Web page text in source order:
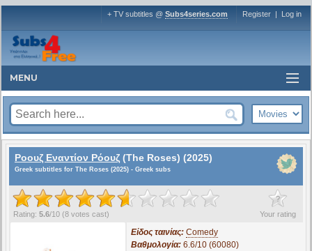
+ TV subtitles @ Subs4series.com Register | Log in
MENU
Ροουζ Εναντίον Ρόουζ (The Roses) (2025)
Greek subtitles for The Roses (2025) - Greek subs
?
Your rating
Rating: 5.6/10 (8 votes cast)
Είδος ταινίας: Comedy
Βαθμολογία: 6.6/10 (60080)